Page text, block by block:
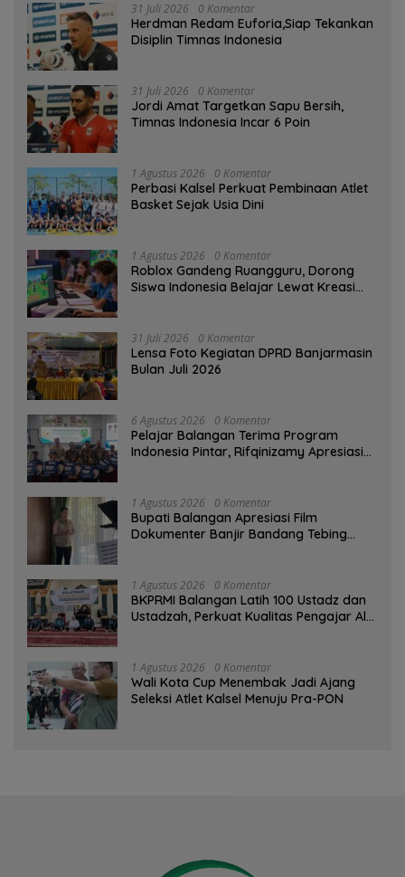
31 Juli 2026 0 Komentar
Herdman Redam Euforia,Siap Tekankan
Disiplin Timnas Indonesia
31 Juli 2026 0 Komentar
Jordi Amat Targetkan Sapu Bersih,
Timnas Indonesia Incar 6 Poin
1 Agustus 2026 0 Komentar
Perbasi Kalsel Perkuat Pembinaan Atlet
Basket Sejak Usia Dini
1 Agustus 2026 0 Komentar
Roblox Gandeng Ruangguru, Dorong
Siswa Indonesia Belajar Lewat Kreasi
31 Juli 2026 0 Komentar
Lensa Foto Kegiatan DPRD Banjarmasin
Bulan Juli 2026
6 Agustus 2026 0 Komentar
Pelajar Balangan Terima Program
Indonesia Pintar, Rifqinizamy Apresiasi
1 Agustus 2026 0 Komentar
Bupati Balangan Apresiasi Film
Dokumenter Banjir Bandang Tebing
1 Agustus 2026 0 Komentar
BKPRMI Balangan Latih 100 Ustadz dan
Ustadzah, Perkuat Kualitas Pengajar Al-
1 Agustus 2026 0 Komentar
Wali Kota Cup Menembak Jadi Ajang
Seleksi Atlet Kalsel Menuju Pra-PON